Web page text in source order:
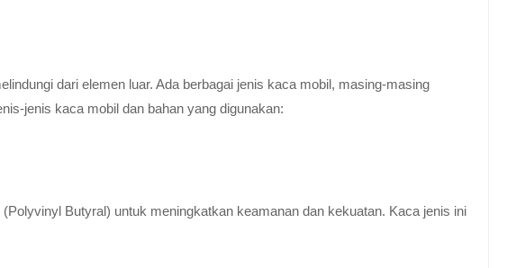
dari elemen luar. Ada berbagai jenis kaca mobil, masing-masing
jenis kaca mobil dan bahan yang digunakan:
Butyral) untuk meningkatkan keamanan dan kekuatan. Kaca jenis ini